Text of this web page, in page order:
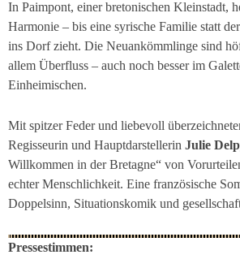
In Paimpont, einer bretonischen Kleinstadt,
Harmonie – bis eine syrische Familie statt
ins Dorf zieht. Die Neuankömmlinge sind
allem Überfluss – auch noch besser im
Einheimischen.
Mit spitzer Feder und liebevoll
Regisseurin und Hauptdarstellerin Julie
Willkommen in der Bretagne“ von
echter Menschlichkeit. Eine französische
Doppelsinn, Situationskomik und
Pressestimmen: